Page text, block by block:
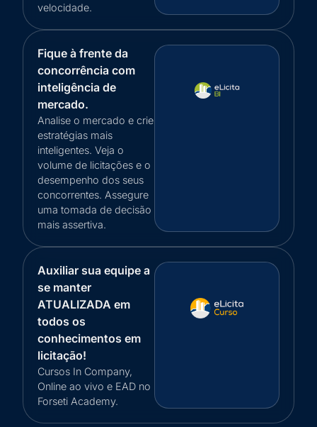
velocidade.
Fique à frente da
concorrência com
inteligência de
mercado.
Analise o mercado e crie
estratégias mais
inteligentes. Veja o
volume de licitações e o
desempenho dos seus
concorrentes. Assegure
uma tomada de decisão
mais assertiva.
Auxiliar sua equipe a
se manter
ATUALIZADA em
todos os
conhecimentos em
licitação!
Cursos In Company,
Online ao vivo e EAD no
Forseti Academy.